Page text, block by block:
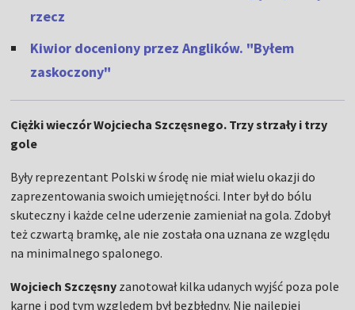
rzecz
Kiwior doceniony przez Anglików. "Byłem
zaskoczony"
Ciężki wieczór Wojciecha Szczęsnego. Trzy strzały i trzy
gole
Były reprezentant Polski w środę nie miał wielu okazji do
zaprezentowania swoich umiejętności. Inter był do bólu
skuteczny i każde celne uderzenie zamieniał na gola. Zdobył
też czwartą bramkę, ale nie została ona uznana ze względu
na minimalnego spalonego.
Wojciech Szczęsny zanotował kilka udanych wyjść poza pole
karne i pod tym względem był bezbłędny. Nie najlepiej